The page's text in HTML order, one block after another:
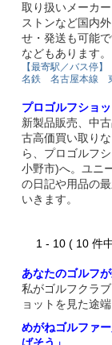
取り扱いメーカ
ストンなど国内
せ・発送も可能
などもあります。
【最寄駅／バス停】
名鉄 名古屋本線
プロゴルフショ
新製品販売、中
古高価買い取り
ら、プロゴルフ
小野市)へ。ユニ
の日記や用品の
いきます。
1 - 10 ( 10
あなたのゴルフ
私がゴルフクラ
ョットを見た途
めがねゴルファ